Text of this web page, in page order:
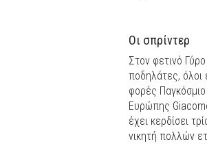
Οι σπρίντερ
Στον φετινό
ποδηλάτες, όλοι
φορές
Ευρώπης
έχει κερδίσει
νικητή πολλών